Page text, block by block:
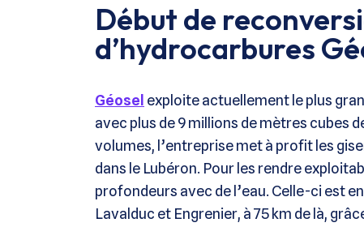
Début de
d’hydrocarbures
Géosel exploite actuellement le plus
avec plus de 9 millions de mètres cubes
volumes, l’entreprise met à profit les
dans le Lubéron. Pour les rendre
profondeurs avec de l’eau. Celle-ci est
Lavalduc et Engrenier, à 75 km de là,